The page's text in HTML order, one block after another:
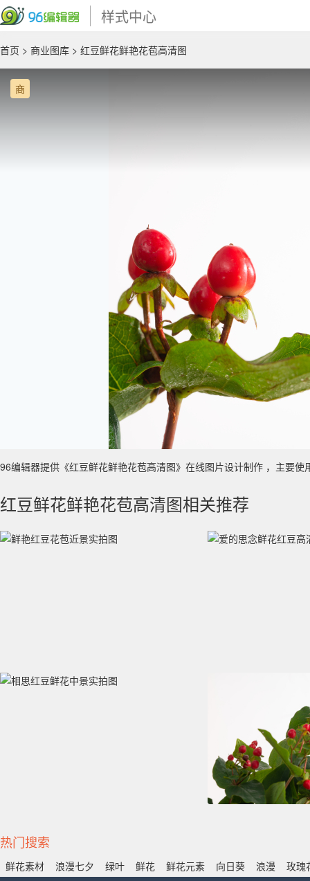
样式中心
首页 > 商业图库 > 红豆鲜花鲜艳花苞高清图
商
96编辑器提供《红豆鲜花鲜艳花苞高清图》在线图片设计制作 ，主要
红豆鲜花鲜艳花苞高清图相关推荐
热门搜索
鲜花素材 浪漫七夕 绿叶 鲜花 鲜花元素 向日葵 浪漫
玫瑰